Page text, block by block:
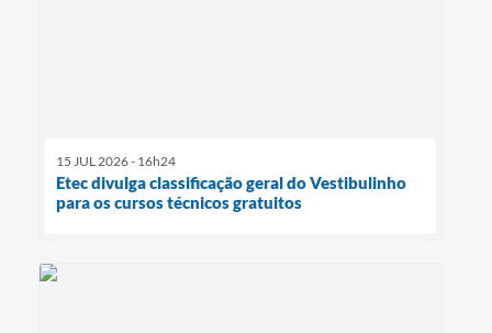
15 JUL 2026 - 16h24
Etec divulga classificação geral do Vestibulinho
para os cursos técnicos gratuitos